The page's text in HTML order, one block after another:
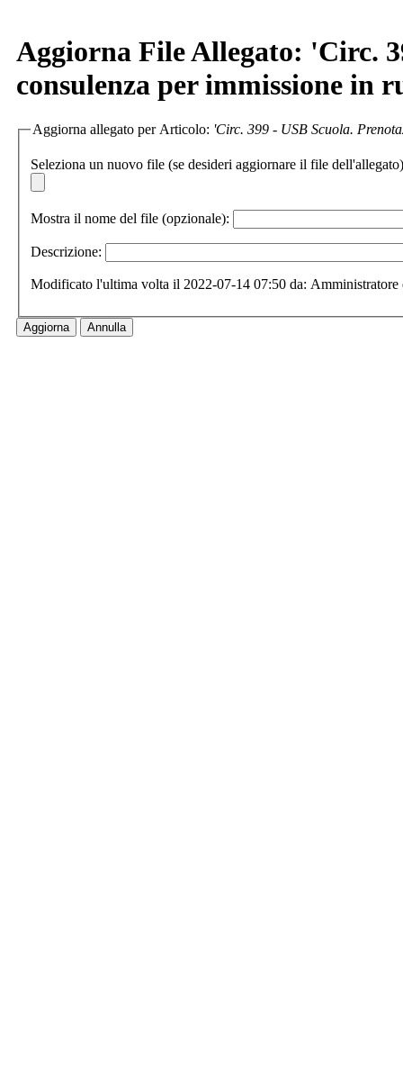
Aggiorna File Allegato: 'Circ.
consulenza per immissione in
Aggiorna allegato per Articolo: 'Circ. 399 - USB Scuola.
Seleziona un nuovo file (se desideri aggiornare il file
Mostra il nome del file (opzionale):
Descrizione:
Modificato l'ultima volta il 2022-07-14 07:50 da: Amministratore